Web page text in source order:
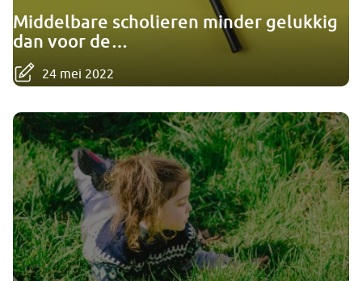
Middelbare scholieren minder gelukkig
dan voor de…
24 mei 2022